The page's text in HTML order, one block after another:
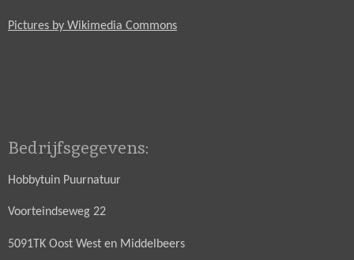
Pictures by Wikimedia Commons
Bedrijfsgegevens:
Hobbytuin Puurnatuur
Voorteindseweg 22
5091TK Oost West en Middelbeers